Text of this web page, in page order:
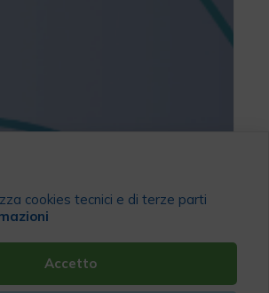
cookies tecnici e di terze parti
Accetto